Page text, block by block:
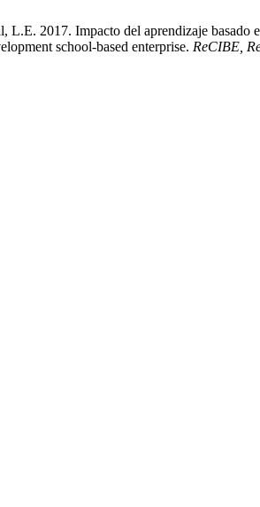
2017. Impacto del aprendizaje basado
school-based enterprise. ReCIBE,